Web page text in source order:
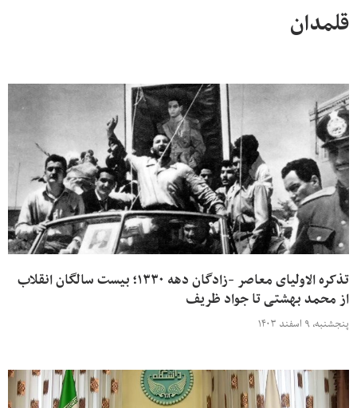
قلمدان
تذکره الاولیای معاصر -زادگان دهه ۱۳۳۰؛ بیست سالگان انقلاب
از محمد بهشتی تا جواد ظریف
پنجشنبه، ۹ اسفند ۱۴۰۳